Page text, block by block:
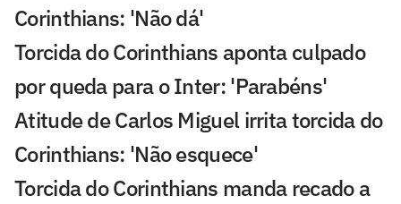
Corinthians: 'Não dá'
Torcida do Corinthians aponta culpado
por queda para o Inter: 'Parabéns'
Atitude de Carlos Miguel irrita torcida do
Corinthians: 'Não esquece'
Torcida do Corinthians manda recado a